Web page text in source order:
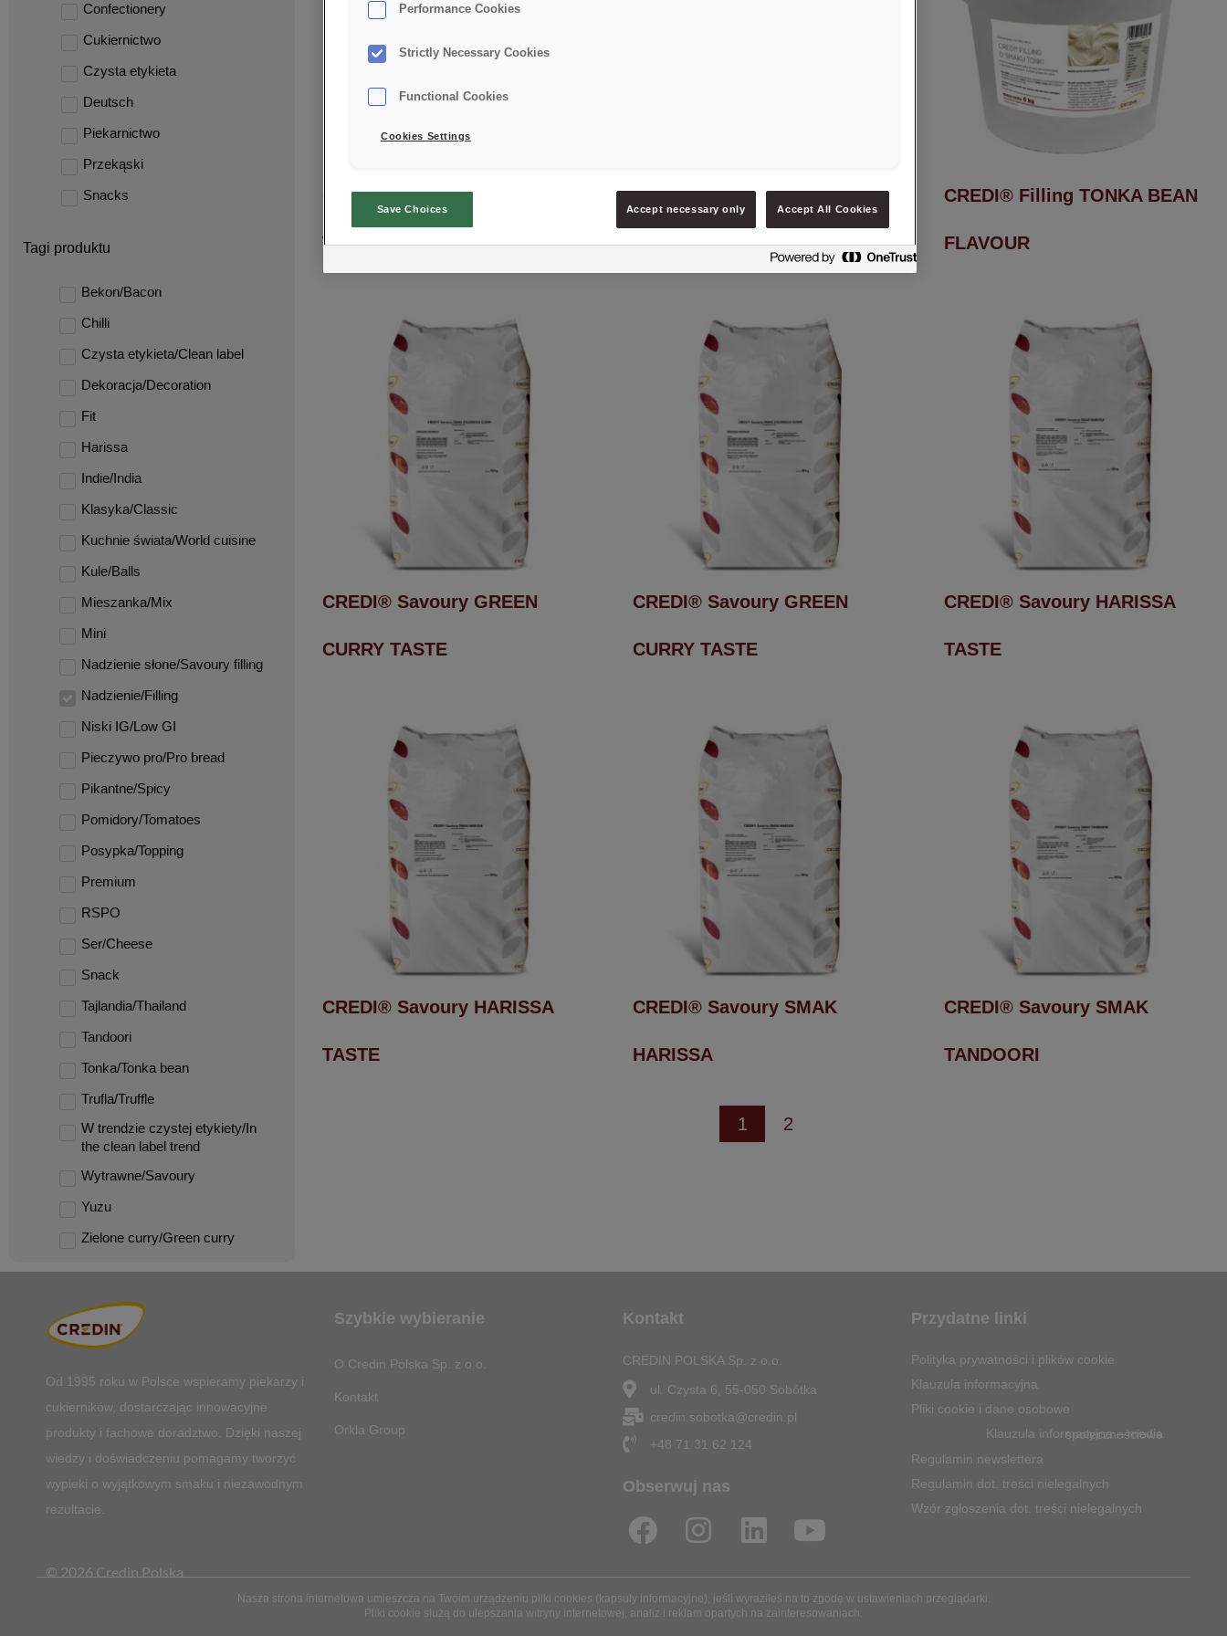
Confectionery
Cukiernictwo
Czysta etykieta
Deutsch
Piekarnictwo
Przekąski
Snacks
Tagi produktu
Bekon/Bacon
Chilli
Czysta etykieta/Clean label
Dekoracja/Decoration
Fit
Harissa
Indie/India
Klasyka/Classic
Kuchnie świata/World cuisine
Kule/Balls
Mieszanka/Mix
Mini
Nadzienie słone/Savoury filling
Nadzienie/Filling
Niski IG/Low GI
Pieczywo pro/Pro bread
Pikantne/Spicy
Pomidory/Tomatoes
Posypka/Topping
Premium
RSPO
Ser/Cheese
Snack
Tajlandia/Thailand
Tandoori
Tonka/Tonka bean
Trufla/Truffle
W trendzie czystej etykiety/In
the clean label trend
Wytrawne/Savoury
Yuzu
Zielone curry/Green curry
CREDI® Filling O SMAKU
TONKI
CREDI® Filling TONKA BEAN
FLAVOUR
CREDI® Filling TONKA BEAN
FLAVOUR
CREDI® Savoury GREEN
CURRY TASTE
CREDI® Savoury GREEN
CURRY TASTE
CREDI® Savoury HARISSA
TASTE
CREDI® Savoury HARISSA
TASTE
CREDI® Savoury SMAK
HARISSA
CREDI® Savoury SMAK
TANDOORI
1 2
Od 1995 roku w Polsce wspieramy piekarzy i
cukierników, dostarczając innowacyjne
produkty i fachowe doradztwo. Dzięki naszej
wiedzy i doświadczeniu pomagamy tworzyć
wypieki o wyjątkowym smaku i niezawodnym
rezultacie.
© 2026 Credin Polska
Szybkie wybieranie
O Credin Polska Sp. z o.o.
Kontakt
Orkla Group
Kontakt
CREDIN POLSKA Sp. z o.o.
ul. Czysta 6, 55-050 Sobótka
credin.sobotka@credin.pl
+48 71 31 62 124
Obserwuj nas
F
c
e
I
s
t
L
n
k
Y
u
t
Przydatne linki
Polityka prywatności i plików cookie
Klauzula informacyjna
Pliki cookie i dane osobowe
Klauzula informacyjna – media społecznościowe
Regulamin newslettera
Regulamin dot. treści nielegalnych
Wzór zgłoszenia dot. treści nielegalnych
Nasza strona internetowa umieszcza na Twoim urządzeniu pliki cookies (kapsuły informacyjne), jeśli wyraziłeś na to zgodę w ustawieniach przeglądarki.
Pliki cookie służą do ulepszania witryny internetowej, analiz i reklam opartych na zainteresowaniach.
Performance Cookies
Strictly Necessary Cookies
Functional Cookies
Cookies Settings
Save Choices Accept necessary only Accept All Cookies